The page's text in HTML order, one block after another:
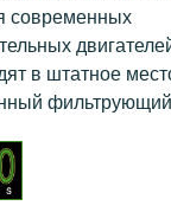
современных
в штатное